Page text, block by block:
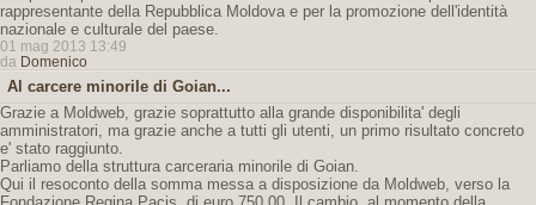
rappresentante della Repubblica Moldova e per la promozione dell'identità
nazionale e culturale del paese.
01 mag 2013 13:49
da Domenico
Al carcere minorile di Goian...
Grazie a Moldweb, grazie soprattutto alla grande disponibilita' degli
amministratori, ma grazie anche a tutti gli utenti, un primo risultato concreto
e' stato raggiunto.
Parliamo della struttura carceraria minorile di Goian.
Qui il resoconto della somma messa a disposizione da Moldweb, verso la